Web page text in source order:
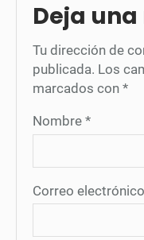
Deja
Tu dirección de
publicada. Los
marcados con *
Nombre *
Correo electrónico